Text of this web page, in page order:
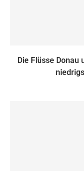
Die Flüsse Donau